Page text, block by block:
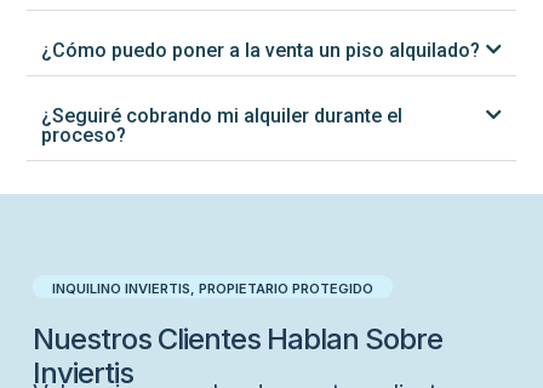
¿Cómo puedo poner a la venta un piso alquilado?
¿Seguiré cobrando mi alquiler durante el
proceso?
INQUILINO INVIERTIS, PROPIETARIO PROTEGIDO​
Nuestros Clientes Hablan Sobre
Inviertis